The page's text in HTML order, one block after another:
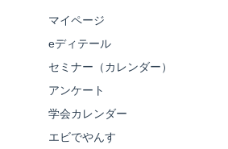
マイページ
eディテール
セミナー（カレンダー）
アンケート
学会カレンダー
エビでやんす